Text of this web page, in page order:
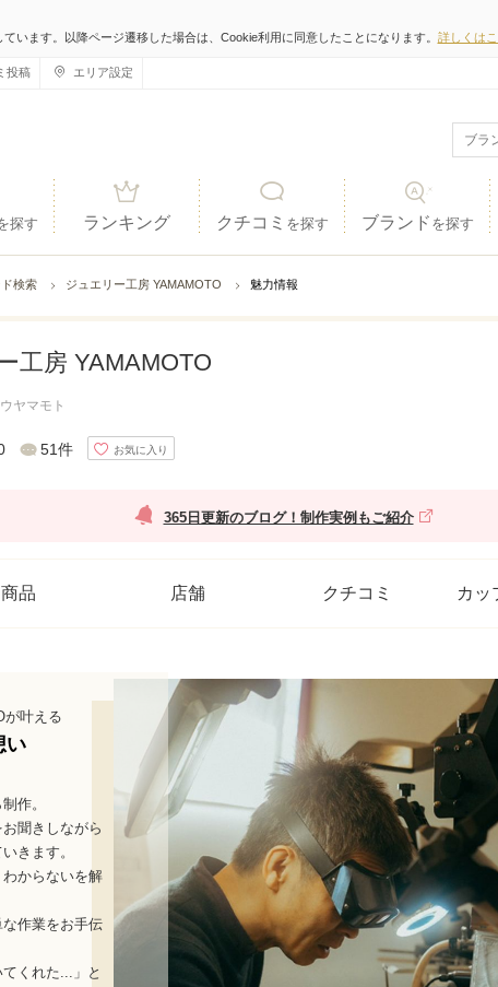
います。以降ページ遷移した場合は、Cookie利用に同意したことになります。 詳しくは
投稿 エリア設定
探す ランキング クチコミ を探す ブランド を探す
検索 ジュエリー工房 YAMAMOTO 魅力情報
工房 YAMAMOTO
ヤマモト
51件 お気に入り
365日更新のブログ！制作実例もご紹介
商品 店舗 クチコミ カッ
が叶える
い
作。
聞きしながら
きます。
からないを解
作業をお手伝
てくれた...」と